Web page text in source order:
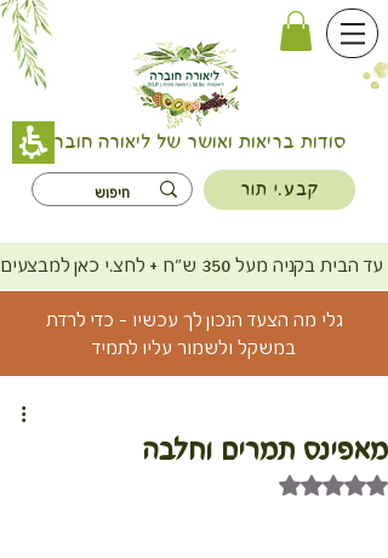
סודות בריאות ואושר של ליאורה חוברה
קבע.י תור
ש"ח + לחצ.י כאן למבצעים
גלי מה הצעד הנכון לך עכשיו - כדי לרדת
במשקל ולשמור עליו לתמיד
מאפינס תמרים וחלבה
דירוג של NaN מתוך 5 כוכבים